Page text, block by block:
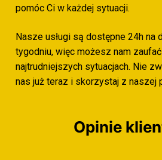
pomóc Ci w każdej sytuacji.
Nasze usługi są dostępne 24h na
tygodniu, więc możesz nam
najtrudniejszych sytuacjach. Nie
nas już teraz i skorzystaj z naszej
Opinie